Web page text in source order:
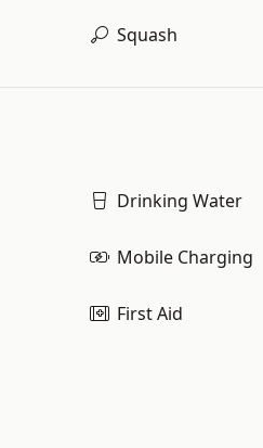
Squash
Drinking Water
Mobile Charging
First Aid